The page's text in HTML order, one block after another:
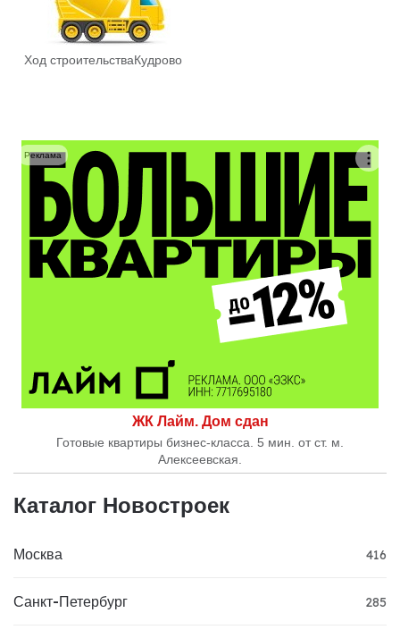
Ход строительстваКудрово
ЖК Лайм. Дом сдан
Готовые квартиры бизнес-класса. 5 мин. от ст. м.
Алексеевская.
Реклама
Каталог Новостроек
Москва 416
Санкт-Петербург 285